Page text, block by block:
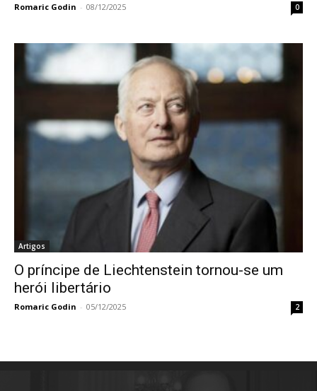
Romaric Godin - 08/12/2025 0
Artigos
O príncipe de Liechtenstein tornou-se um
herói libertário
Romaric Godin - 05/12/2025 2